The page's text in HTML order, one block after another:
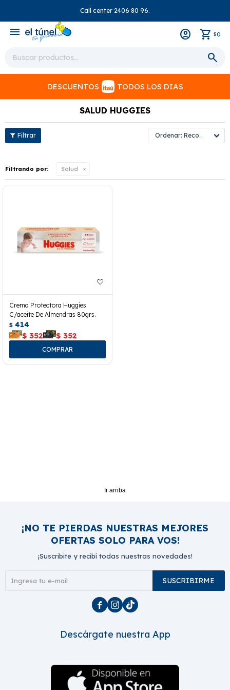
Call center 2406 80 96.
menu $0
DESCUENTOS TODOS LOS DIAS
SALUD HUGGIES
Recomendados
Filtrando por: Salud
Crema Protectora Huggies
C/aceite De Almendras 80grs.
$ 414
$ 352 $ 352
Ir arriba
¡NO TE PIERDAS NUESTRAS MEJORES
OFERTAS SOLO PARA VOS!
¡Suscribite y recibí todas nuestras novedades!
SUSCRIBIRME
  
Descárgate nuestra App
close